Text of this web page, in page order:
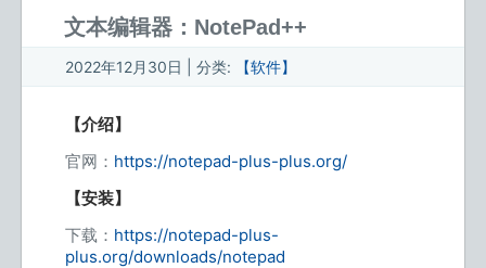
文本编辑器：NotePad++
2022年12月30日 | 分类: 【软件】
【介绍】
官网： https://notepad-plus-plus.org/
【安装】
下载： https://notepad-plus-
plus.org/downloads/notepad